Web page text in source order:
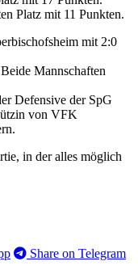
Platz mit 11 Punkten.
mit 2:0
Mannschaften
Defensive der SpG
von VFK
in der alles möglich
Share on Telegram